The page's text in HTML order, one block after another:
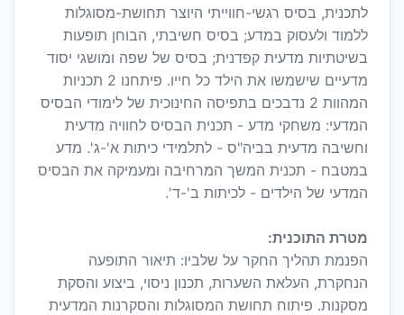
לתכנית, בסיס רגשי-חווייתי היוצר תחושת-מסוגלות
ללמוד ולעסוק במדע; בסיס חשיבתי, הבוחן תופעות
בשיטתיות מדעית קפדנית; בסיס של שפה ומושגי יסוד
מדעיים שישמשו את הילד כל חייו. פיתחנו 2 תכניות
המהוות 2 נדבכים בתפיסה החינוכית של לימודי הבסיס
המדעי: משחקי מדע - תכנית הבסיס לחוויה מדעית
וחשיבה מדעית בביה"ס - לתלמידי כיתות א'-ג'. מדע
במטבח - תכנית המשך המרחיבה ומעמיקה את הבסיס
המדעי של הילדים - לכיתות ב'-ד'.
מטרת התוכנית:
הפנמת תהליך החקר על שלביו: תיאור התופעה
הנחקרת, העלאת השערות, תכנון ניסוי, ביצוע והסקת
מסקנות. פיתוח תחושת המסוגלות והסקרנות המדעית